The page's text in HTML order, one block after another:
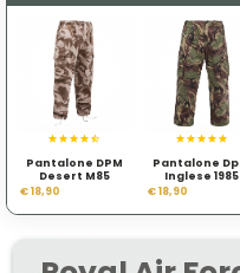
Pantalone DPM
Desert M85
€ 18,90
Pantalone
Inglese 1985
€ 18,90